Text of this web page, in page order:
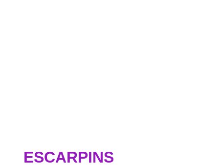
ESCARPINS